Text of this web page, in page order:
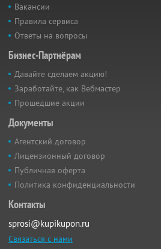
Вакансии
Правила сервиса
Ответы на вопросы
Бизнес-Партнёрам
Давайте сделаем акцию!
Заработайте, как Вебмастер
Прошедшие акции
Документы
Агентский договор
Лицензионный договор
Публичная оферта
Политика конфиденциальности
Контакты
sprosi@kupikupon.ru
Связаться с нами